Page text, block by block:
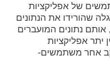
add_circle_outline
של אפליקציות
שהורידו את הנתונים
נתונים המועברים
יתר אפליקציות
אחר משתמשים-